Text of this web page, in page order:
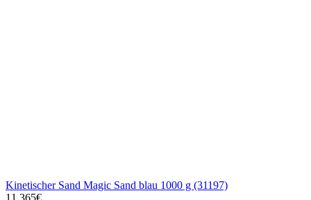
Kinetischer Sand Magic Sand blau 1000 g (31197)